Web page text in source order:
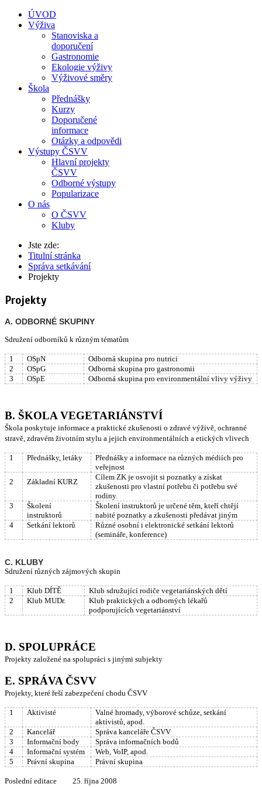
ÚVOD
Výživa
Stanoviska a
doporučení
Gastronomie
Ekologie výživy
Výživové směry
Škola
Přednášky
Kurzy
Doporučené
informace
Otázky a odpovědi
Výstupy ČSVV
Hlavní projekty
ČSVV
Odborné výstupy
Popularizace
O nás
O ČSVV
Kluby
Jste zde:
Titulní stránka
Správa setkávání
Projekty
Projekty
A. ODBORNÉ SKUPINY
Sdružení odborníků k různým tématům
1 OSpN
Odborná skupina pro nutrici
2
OSpG
Odborná skupina pro gastronomii
3
OSpE Odborná skupina pro environmentální vlivy výživy
B. ŠKOLA VEGETARIÁNSTVÍ
Škola poskytuje informace a praktické zkušenosti o zdravé výživě, ochranné
stravě, zdravém životním stylu a jejich environmentálních a etických vlivech
1 Přednášky, letáky
Přednášky a informace na různých médiích pro
veřejnost
2
Základní KURZ
Cílem ZK je osvojit si poznatky a získat
zkušenosti pro vlastní potřebu či potřebu své
rodiny.
3
Školení
instruktorů
Školení instruktorů je určené těm, kteří chtějí
nabité poznatky a zkušenosti předávat jiným
4
Setkání lektorů
Různé osobní i elektronické setkání lektorů
(semináře, konference)
C. KLUBY
Sdružení různých zájmových skupin
1 Klub DÍTĚ
Klub sdružující rodiče vegetariánských dětí
2
Klub MUDr.
Klub praktických a odborných lékařů
podporujících vegetariánství
D. SPOLUPRÁCE
Projekty založené na spolupráci s jinými subjekty
E. SPRÁVA ČSVV
Projekty, které řeší zabezpečení chodu ČSVV
1 Aktivisté
Valné hromady, výborové schůze, setkání
aktivistů, apod.
2
Kancelář
Správa kanceláře ČSVV
3
Informační body
Správa informačních bodů
4
Informační systém
Web, VoIP, apod.
5
Právní skupina Právní skupina
Poslední editace 25. října 2008